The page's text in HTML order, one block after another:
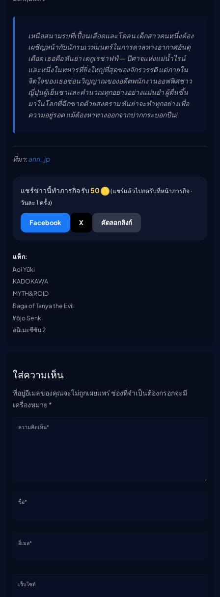
เหนือสนามรบที่เปื้อนเลือดและโคลน เด็กสาวคนหนึ่งต้อง
เผชิญหน้ากับนักรบเวทมนตร์ในการดวลทางอากาศอันดุ
เดือด เธอคือ ทันย่า เดกูเรชาฟฟ์ — ปีศาจแห่งแม่น้ำไรน์
และหนึ่งในทหารที่ยิ่งใหญ่ที่สุดของจักรวรรดิ แต่ภายใน
จิตใจของเธอซ่อนวิญญาณของอดีตพนักงานออฟฟิศชาว
ญี่ปุ่นผู้เย็นชาและคำนวณทุกอย่างอย่างแม่นยำ ผู้ตื่นขึ้น
มาในโลกที่ฉีกขาดด้วยสงคราม ทันย่าจะทำทุกอย่างเพื่อ
ความอยู่รอด แม้ต้องหาทางออกจากปากกระบอกปืน!
ที่มา:ann_jp
แชร์ข่าวนี้ทำภารกิจ รับ50
(แชร์แล้วไปกดรับที่หน้าภารกิจ ·
วันละ 1 ครั้ง)
Facebook X คัดลอกลิงก์
แท็ก:
Aoi Yūki
KADOKAWA
MYTH&ROID
Saga of Tanya the Evil
Yōjo Senki
อนิเมะซีซัน 2
ใส่ความเห็น
ที่อยู่อีเมลของคุณจะไม่ถูกเผยแพร่ ช่องที่จำเป็นต้องกรอกจะมี
เครื่องหมาย *
ความคิดเห็น*
ชื่อ*
อีเมล*
เว็บไซต์